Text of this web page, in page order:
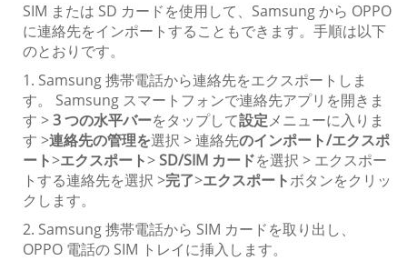
SIM または SD カードを使用して、Samsung から OPPO
に連絡先をインポートすることもできます。手順は以下
のとおりです。
1. Samsung 携帯電話から連絡先をエクスポートしま
す。 Samsung スマートフォンで連絡先アプリを開きま
す >3 つの水平バーをタップして設定メニューに入りま
す >連絡先の管理を選択 > 連絡先のインポート/エクスポ
ート>エクスポート>SD/SIM カードを選択 > エクスポー
トする連絡先を選択 >完了>エクスポートボタンをクリッ
クします。
2. Samsung 携帯電話から SIM カードを取り出し、
OPPO 電話の SIM トレイに挿入します。